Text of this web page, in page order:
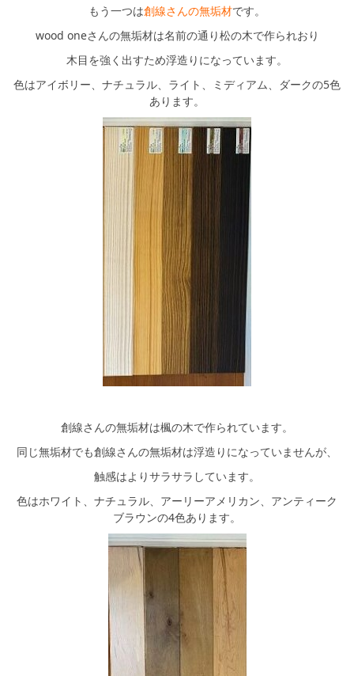
もう一つは創線さんの無垢材です。
wood oneさんの無垢材は名前の通り松の木で作られおり
木目を強く出すため浮造りになっています。
色はアイボリー、ナチュラル、ライト、ミディアム、ダークの5色
あります。
創線さんの無垢材は楓の木で作られています。
同じ無垢材でも創線さんの無垢材は浮造りになっていませんが、
触感はよりサラサラしています。
色はホワイト、ナチュラル、アーリーアメリカン、アンティーク
ブラウンの4色あります。